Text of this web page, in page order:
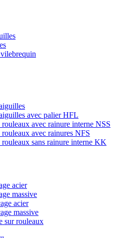
avec palier HFL
rouleaux avec rainure interne NSS
rouleaux avec rainures NFS
rouleaux sans rainure interne KK
acier
massive
acier
massive
sur rouleaux